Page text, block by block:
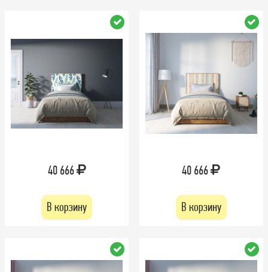
40 666
В корзину
40 666
В корзину